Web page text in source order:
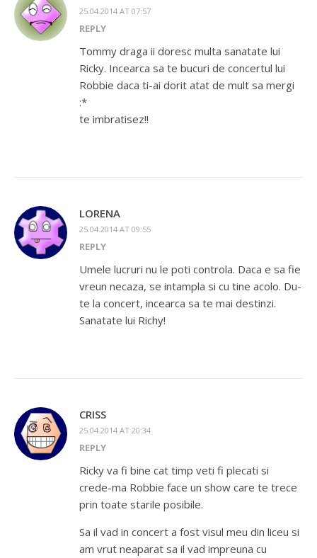
25.04.2014 AT 07:57
REPLY
Tommy draga ii doresc multa sanatate lui
Ricky. Incearca sa te bucuri de concertul lui
Robbie daca ti-ai dorit atat de mult sa mergi
:*
te imbratisez!!
LORENA
25.04.2014 AT 09:55
REPLY
Umele lucruri nu le poti controla. Daca e sa fie
vreun necaza, se intampla si cu tine acolo. Du-
te la concert, incearca sa te mai destinzi.
Sanatate lui Richy!
CRISS
25.04.2014 AT 20:34
REPLY
Ricky va fi bine cat timp veti fi plecati si
crede-ma Robbie face un show care te trece
prin toate starile posibile.
Sa il vad in concert a fost visul meu din liceu si
am vrut neaparat sa il vad impreuna cu